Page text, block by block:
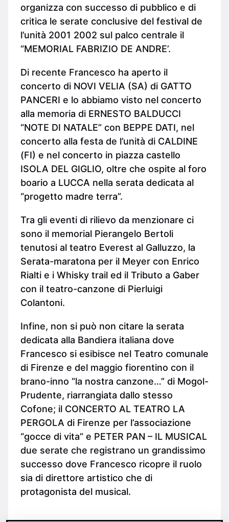
organizza con successo di pubblico e di
critica le serate conclusive del festival de
l’unità 2001 2002 sul palco centrale il
“MEMORIAL FABRIZIO DE ANDRE’.
Di recente Francesco ha aperto il
concerto di NOVI VELIA (SA) di GATTO
PANCERI e lo abbiamo visto nel concerto
alla memoria di ERNESTO BALDUCCI
“NOTE DI NATALE” con BEPPE DATI, nel
concerto alla festa de l’unità di CALDINE
(FI) e nel concerto in piazza castello
ISOLA DEL GIGLIO, oltre che ospite al foro
boario a LUCCA nella serata dedicata al
“progetto madre terra”.
Tra gli eventi di rilievo da menzionare ci
sono il memorial Pierangelo Bertoli
tenutosi al teatro Everest al Galluzzo, la
Serata-maratona per il Meyer con Enrico
Rialti e i Whisky trail ed il Tributo a Gaber
con il teatro-canzone di Pierluigi
Colantoni.
Infine, non si può non citare la serata
dedicata alla Bandiera italiana dove
Francesco si esibisce nel Teatro comunale
di Firenze e del maggio fiorentino con il
brano-inno “la nostra canzone…” di Mogol-
Prudente, riarrangiata dallo stesso
Cofone; il CONCERTO AL TEATRO LA
PERGOLA di Firenze per l’associazione
“gocce di vita” e PETER PAN – IL MUSICAL
due serate che registrano un grandissimo
successo dove Francesco ricopre il ruolo
sia di direttore artistico che di
protagonista del musical.